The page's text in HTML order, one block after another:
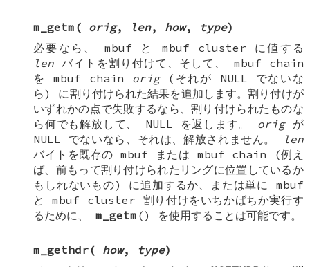
m_getm ( orig, len, how, type)
必要なら、mbuf と mbuf cluster に値する
len バイトを割り付けて、そして、 mbuf chain
をmbuf chain orig(それが NULL
でないな
ら) に割り付けられた結果を追加します。割り付けが
いずれかの点で失敗するなら、割り付けられたものな
ら何でも解放して、 NULL を返します。 origが
NULL
でないなら、それは、解放されません。
len
バイトを既存のmbuf または mbuf chain (例え
ば、前もって割り付けられたリングに位置しているか
もしれないもの) に追加するか、または単に mbuf
とmbuf cluster 割り付けをいちかばちか実行す
るために、m_getm () を使用することは可能です。
m_gethdr( how, type)